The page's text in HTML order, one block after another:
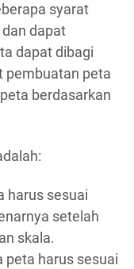
syarat
dapat
dapat dibagi
pembuatan peta
berdasarkan
harus sesuai
setelah
skala.
peta harus sesuai